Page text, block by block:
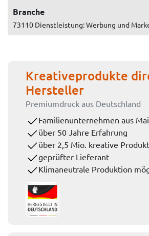
Branche
73110 Dienstleistung: Werbung und
Kreativeprodukte
Hersteller
Premiumdruck aus Deutschland
Familienunternehmen aus
über 50 Jahre Erfahrung
über 2,5 Mio. kreative
geprüfter Lieferant
Klimaneutrale Produktion